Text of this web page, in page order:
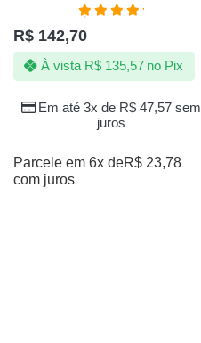
Avaliação
5.00
R$ 142,70
Em até 3x de R$ 47,57 sem
juros
À vista R$135,57 no Pix
Parcele em 6x deR$ 23,78
com juros